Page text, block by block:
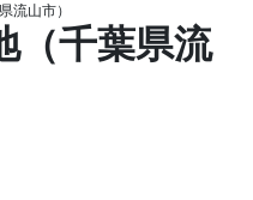
流山市）
（千葉県流